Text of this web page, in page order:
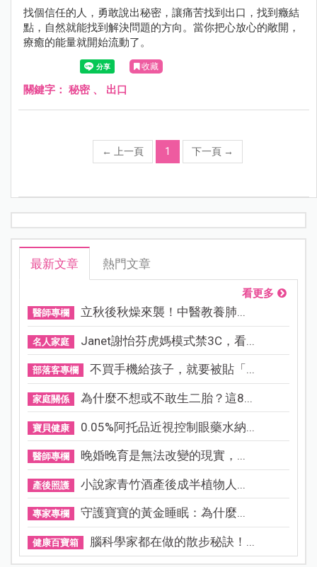
找個信任的人，勇敢說出秘密，讓痛苦找到出口，找到癥結
點，自然就能找到解決問題的方向。當你把心放心的敞開，
療癒的能量就開始流動了。
收藏
關鍵字： 秘密、 出口
← 上一頁 1 下一頁 →
最新文章 熱門文章
看更多
醫師專欄 立秋後秋燥來襲！中醫教養肺...
名人家庭 Janet謝怡芬虎媽模式禁3C，看...
部落客專欄 不買手機給孩子，就要被貼「...
家庭關係 為什麼不想或不敢生二胎？這8...
寶貝健康 0.05%阿托品近視控制眼藥水納...
醫師專欄 晚婚晚育是無法改變的現實，...
產後照護 小說家青竹酒產後成半植物人...
專家專欄 守護寶寶的黃金睡眠：為什麼...
健康百寶箱 腦科學家都在做的散步秘訣！...